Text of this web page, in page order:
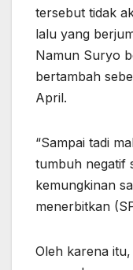
tersebut tidak
lalu yang
Namun Suryo
bertambah
April.
“Sampai tadi
tumbuh negatif
kemungkinan
menerbitkan
Oleh karena